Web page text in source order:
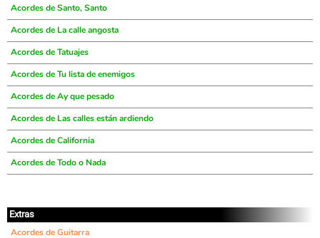
Acordes de Santo, Santo
Acordes de La calle angosta
Acordes de Tatuajes
Acordes de Tu lista de enemigos
Acordes de Ay que pesado
Acordes de Las calles están ardiendo
Acordes de California
Acordes de Todo o Nada
Extras
Acordes de Guitarra